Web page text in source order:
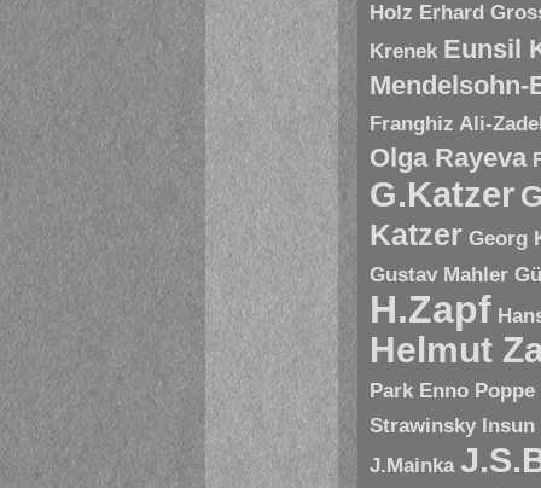
Holz Erhard
Krenek Eunsil
Mendelsohn-
Franghiz Ali-
Olga Rayeva
G.Katzer
Katzer Georg
Gustav Mahler
H.Zapf
Helmut
Park Enno Poppe
Strawinsky
J.Mainka